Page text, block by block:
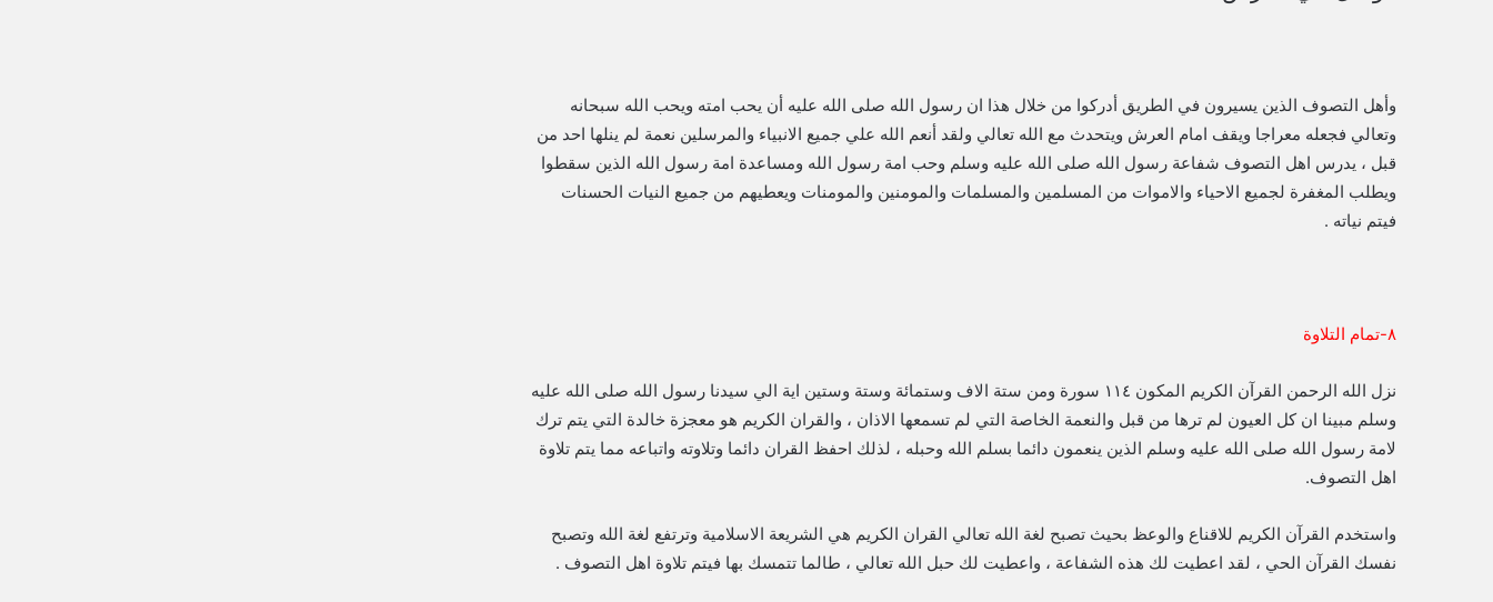
وأهل التصوف الذين يسيرون في الطريق أدركوا من خلال هذا ان رسول الله صلى الله عليه أن يحب امته ويحب الله سبحانه
وتعالي فجعله معراجا ويقف امام العرش ويتحدث مع الله تعالي ولقد أنعم الله علي جميع الانبياء والمرسلين نعمة لم ينلها احد من
قبل ، يدرس اهل التصوف شفاعة رسول الله صلى الله عليه وسلم وحب امة رسول الله ومساعدة امة رسول الله الذين سقطوا
ويطلب المغفرة لجميع الاحياء والاموات من المسلمين والمسلمات والمومنين والمومنات ويعطيهم من جميع النيات الحسنات
فيتم نياته .
٨-تمام التلاوة
نزل الله الرحمن القرآن الكريم المكون ١١٤ سورة ومن ستة الاف وستمائة وستة وستين اية الي سيدنا رسول الله صلى الله عليه
وسلم مبينا ان كل العيون لم ترها من قبل والنعمة الخاصة التي لم تسمعها الاذان ، والقران الكريم هو معجزة خالدة التي يتم ترك
لامة رسول الله صلى الله عليه وسلم الذين ينعمون دائما بسلم الله وحبله ، لذلك احفظ القران دائما وتلاوته واتباعه مما يتم تلاوة
اهل التصوف.
واستخدم القرآن الكريم للاقناع والوعظ بحيث تصبح لغة الله تعالي القران الكريم هي الشريعة الاسلامية وترتفع لغة الله وتصبح
نفسك القرآن الحي ، لقد اعطيت لك هذه الشفاعة ، واعطيت لك حبل الله تعالي ، طالما تتمسك بها فيتم تلاوة اهل التصوف .